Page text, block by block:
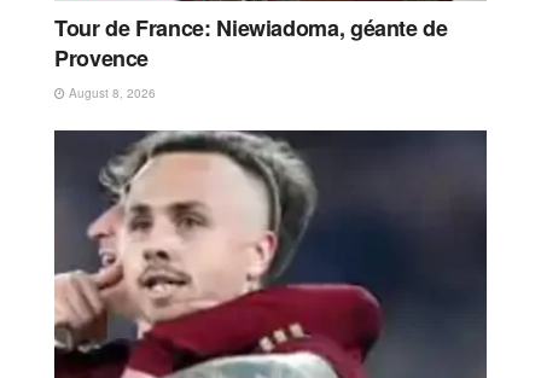
Tour de France: Niewiadoma, géante de
Provence
August 8, 2026